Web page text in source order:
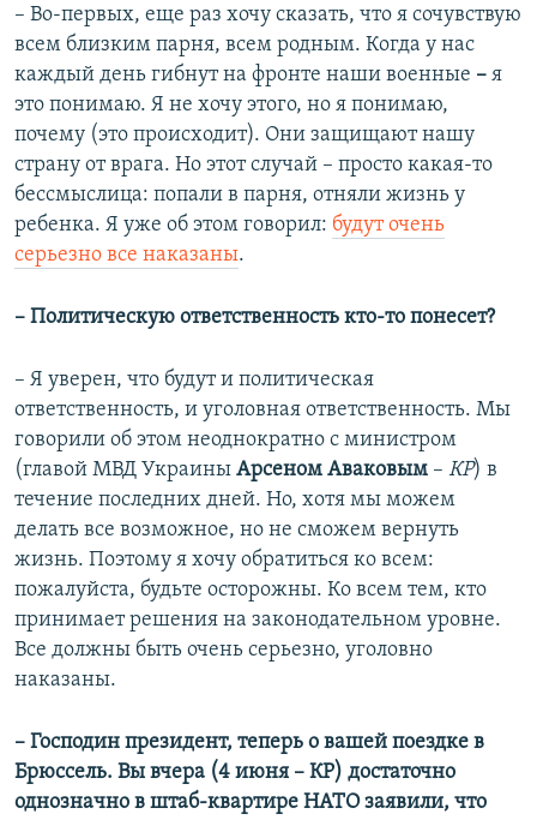
– Во-первых, еще раз хочу сказать, что я сочувствую
всем близким парня, всем родным. Когда у нас
каждый день гибнут на фронте наши военные – я
это понимаю. Я не хочу этого, но я понимаю,
почему (это происходит). Они защищают нашу
страну от врага. Но этот случай – просто какая-то
бессмыслица: попали в парня, отняли жизнь у
ребенка. Я уже об этом говорил: будут очень
серьезно все наказаны.
– Политическую ответственность кто-то понесет?
– Я уверен, что будут и политическая
ответственность, и уголовная ответственность. Мы
говорили об этом неоднократно с министром
(главой МВД Украины Арсеном Аваковым – КР) в
течение последних дней. Но, хотя мы можем
делать все возможное, но не сможем вернуть
жизнь. Поэтому я хочу обратиться ко всем:
пожалуйста, будьте осторожны. Ко всем тем, кто
принимает решения на законодательном уровне.
Все должны быть очень серьезно, уголовно
наказаны.
– Господин президент, теперь о вашей поездке в
Брюссель. Вы вчера (4 июня – КР) достаточно
однозначно в штаб-квартире НАТО заявили, что